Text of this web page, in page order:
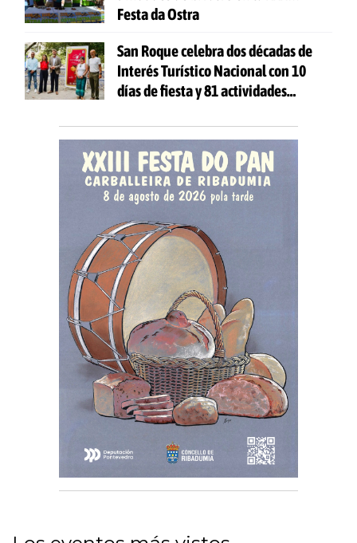
Festa da Ostra
San Roque celebra dos décadas de
Interés Turístico Nacional con 10
días de fiesta y 81 actividades